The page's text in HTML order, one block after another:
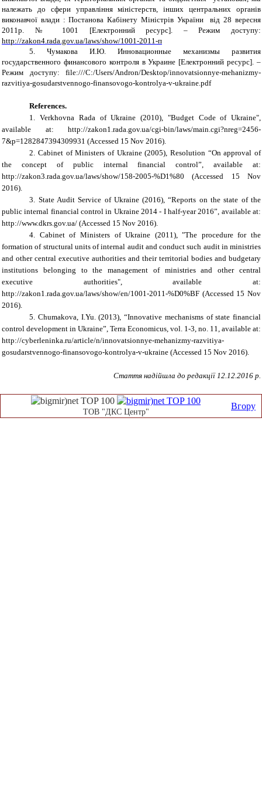
належать до сфери управління міністерств, інших центральних органів
виконавчої влади : Постанова КабінетуМіністрів Українивід 28 вересня
2011р. № 1001 [Електронний ресурс]. – Режим доступу:
http://zakon4.rada.gov.ua/laws/show/1001-2011-п
5.
Чумакова И.Ю. Инновационные механизмы развития
государственного финансового контроля в Украине [Електронний ресурс]. –
Режим доступу: file:///C:/Users/Andron/Desktop/innovatsionnye-mehanizmy-
razvitiya-gosudarstvennogo-finansovogo-kontrolya-v-ukraine.pdf
References.
1.Verkhovna Rada of Ukraine (2010), "Budget Code of Ukraine",
available at: http://zakon1.rada.gov.ua/cgi-bin/laws/main.cgi?nreg=2456-
7&p=1282847394309931 (Accessed 15 Nov 2016).
2. Cabinet of Ministers of Ukraine (2005), Resolution “On approval of
the concept of public internal financial control”, available at:
http://zakon3.rada.gov.ua/laws/show/158-2005-%D1%80 (Accessed 15 Nov
2016).
3. State Audit Service of Ukraine(2016), “Reports on the state of the
public internal financial control in Ukraine 2014 - I half-year 2016”, available at:
http://www.dkrs.gov.ua/ (Accessed 15 Nov 2016).
4. Cabinet of Ministers of Ukraine (2011), "The procedure for the
formation of structural units of internal audit and conduct such audit in ministries
and other central executive authorities and their territorial bodies and budgetary
institutions belonging to the management of ministries and other central
executive authorities", available at:
http://zakon1.rada.gov.ua/laws/show/en/1001-2011-%D0%BF (Accessed 15 Nov
2016).
5. Chumakova,I.Yu.(2013), “Innovative mechanisms of state financial
control development in Ukraine”, Terra Economicus, vol. 1-3, no. 11, available at:
http://cyberleninka.ru/article/n/innovatsionnye-mehanizmy-razvitiya-
gosudarstvennogo-finansovogo-kontrolya-v-ukraine (Accessed 15 Nov 2016).
Стаття надійшла до редакції 12.12.2016 р.
Вгору
ТОВ "ДКС Центр"